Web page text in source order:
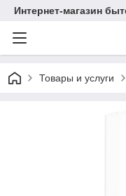
Интернет-магазин
Товары и услуги